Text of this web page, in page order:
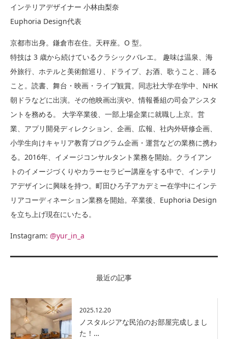
インテリアデザイナー 小林由梨奈
Euphoria Design代表
京都市出身。鎌倉市在住。天秤座。O 型。
特技は 3 歳から続けているクラシックバレエ。 趣味は温泉、海
外旅行、ホテルと美術館巡り、ドライブ、お酒、歌うこと、踊る
こと。読書、舞台・映画・ライブ観賞。同志社大学在学中、NHK
朝ドラなどに出演。その他映画出演や、情報番組の司会アシスタ
ントを務める。 大学卒業後、一部上場企業に就職し上京。営
業、アプリ開発ディレクション、企画、広報、社内外研修企画、
小学生向けキャリア教育プログラム企画・運営などの業務に携わ
る。2016年、イメージコンサルタント業務を開始。クライアン
トのイメージづくりやカラーセラピー講座をする中で、インテリ
アデザインに興味を持つ。町田ひろ子アカデミー在学中にインテ
リアコーディネーション業務を開始。卒業後、Euphoria Design
を立ち上げ現在にいたる。
Instagram: @yur_in_a
最近の記事
2025.12.20
ノスタルジアな民泊のお部屋完成しまし
た！…